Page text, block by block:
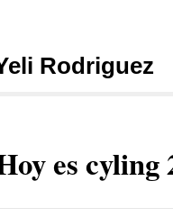
Rodriguez
es cyling